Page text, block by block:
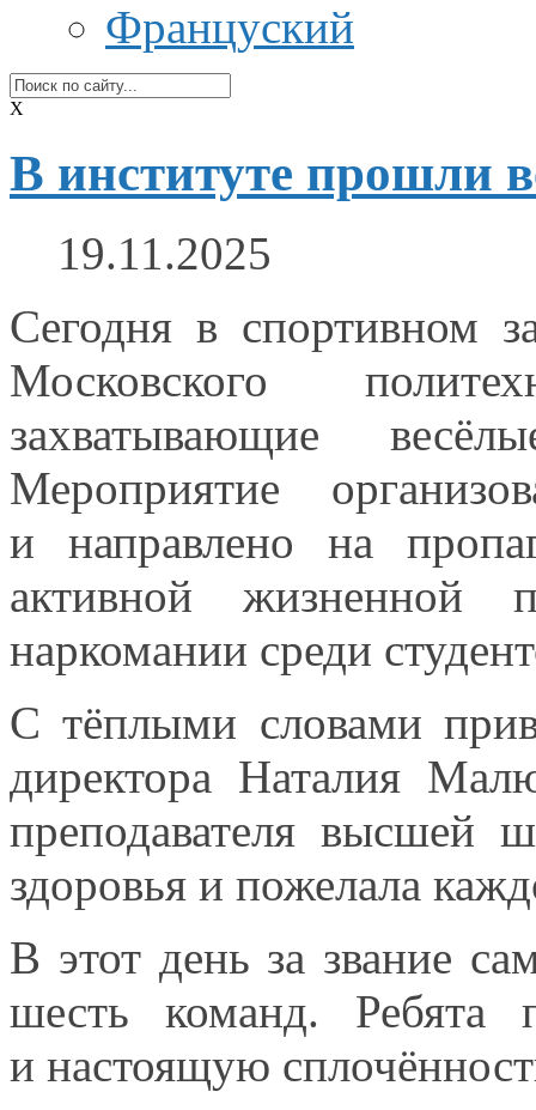
Француский
X
В институте прошли
19.11.2025
Сегодня в спортивном
Московского
захватывающие
Мероприятие
и направлено
на
активной жизненной
наркомании среди
С тёплыми словами
директора Наталия
преподавателя
здоровья и пожелала
В этот день за звание
шесть команд. Ребята
и настоящую